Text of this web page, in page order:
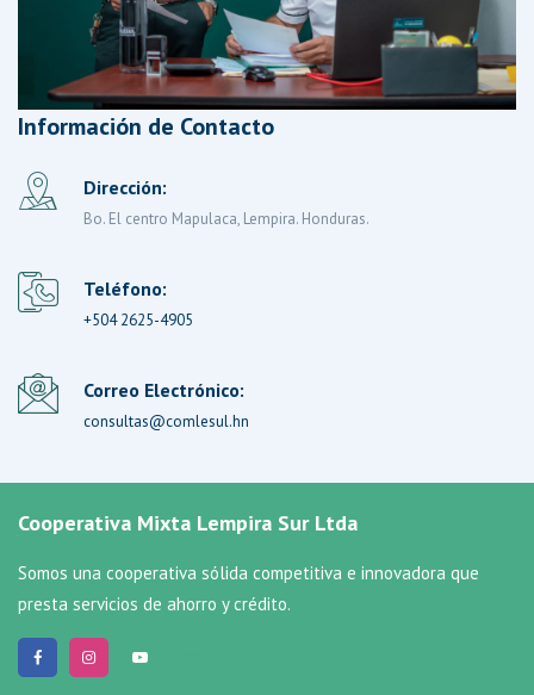
Información de Contacto
Dirección:
Bo. El centro Mapulaca, Lempira. Honduras.
Teléfono:
+504 2625-4905
Correo Electrónico:
consultas@comlesul.hn
Cooperativa Mixta Lempira Sur Ltda
Somos una cooperativa sólida competitiva e innovadora que
presta servicios de ahorro y crédito.